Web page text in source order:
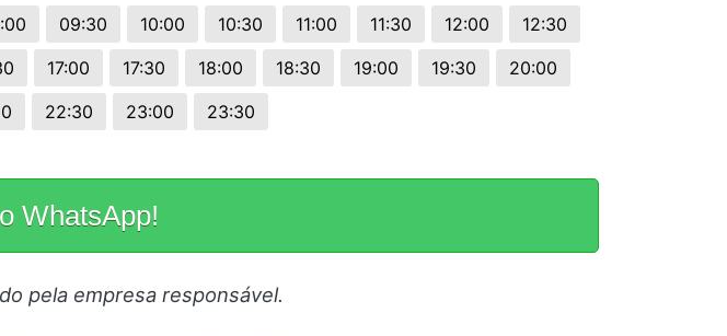
09:30 10:00 10:30 11:00 11:30 12:00
12:30
17:00 17:30 18:00 18:30 19:00 19:30
20:00
22:30 23:00 23:30
WhatsApp!
pela empresa responsável.